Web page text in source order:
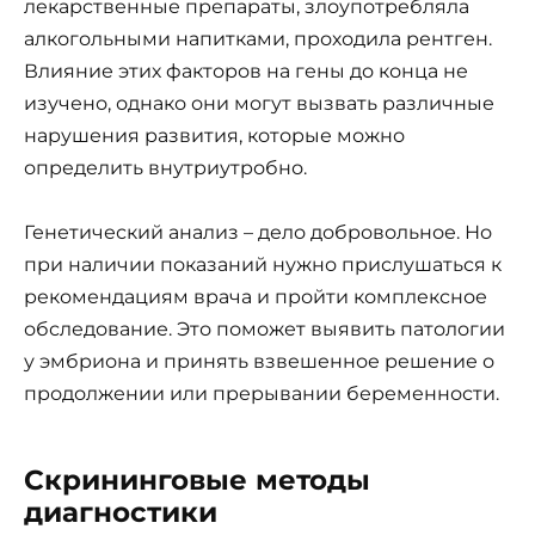
лекарственные препараты, злоупотребляла
алкогольными напитками, проходила рентген.
Влияние этих факторов на гены до конца не
изучено, однако они могут вызвать различные
нарушения развития, которые можно
определить внутриутробно.
Генетический анализ – дело добровольное. Но
при наличии показаний нужно прислушаться к
рекомендациям врача и пройти комплексное
обследование. Это поможет выявить патологии
у эмбриона и принять взвешенное решение о
продолжении или прерывании беременности.
Скрининговые методы
диагностики